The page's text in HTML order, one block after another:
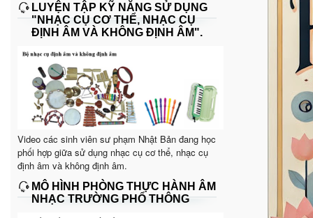
LUYỆN TẬP KỸ NĂNG SỬ DỤNG
"NHẠC CỤ CƠ THỂ, NHẠC CỤ
ĐỊNH ÂM VÀ KHÔNG ĐỊNH ÂM".
Video các sinh viên sư phạm Nhật Bản đang học
phối hợp giữa sử dụng nhạc cụ cơ thể, nhạc cụ
định âm và không định âm.
MÔ HÌNH PHÒNG THỰC HÀNH ÂM
NHẠC TRƯỜNG PHỔ THÔNG